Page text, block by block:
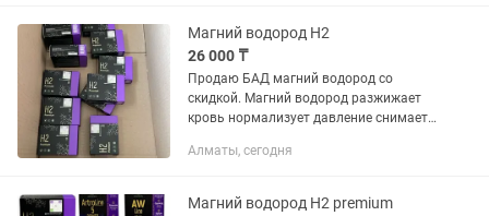
восстановление энергии 🛡 мощная...
Магний водород H2
26 000 ₸
Продаю БАД магний водород со
скидкой. Магний водород разжижает
кровь нормализует давление снимает
болезни. Оригинал, есть в наличии!
Алматы, сегодня
Магний водород H2 premium